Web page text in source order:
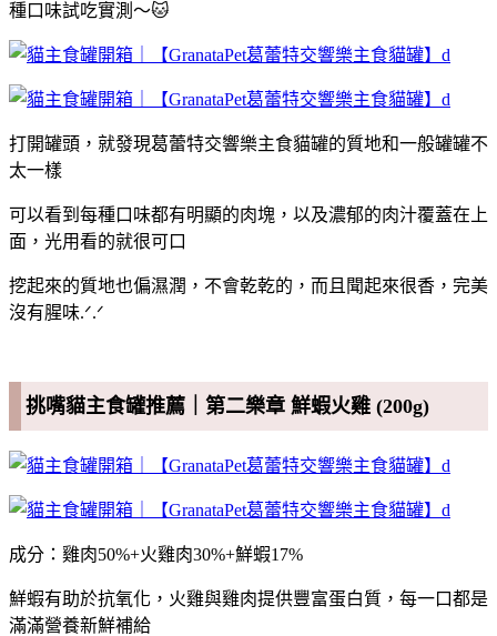
種口味試吃實測～🐱
打開罐頭，就發現葛蕾特交響樂主食貓罐的質地和一般罐罐不
太一樣
可以看到每種口味都有明顯的肉塊，以及濃郁的肉汁覆蓋在上
面，光用看的就很可口
挖起來的質地也偏濕潤，不會乾乾的，而且聞起來很香，完美
沒有腥味.ᐟ.ᐟ
挑嘴貓主食罐推薦｜第二樂章 鮮蝦火雞 (200g)
成分：雞肉50%+火雞肉30%+鮮蝦17%
鮮蝦有助於抗氧化，火雞與雞肉提供豐富蛋白質，每一口都是
滿滿營養新鮮補給